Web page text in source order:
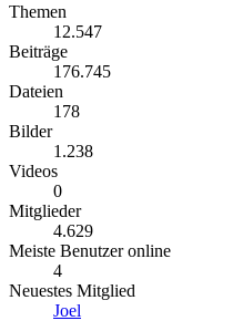
Themen
12.547
Beiträge
176.745
Dateien
178
Bilder
1.238
Videos
0
Mitglieder
4.629
Meiste Benutzer online
4
Neuestes Mitglied
Joel